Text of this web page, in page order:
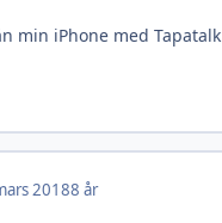
min iPhone med Tapatalk
20188 år